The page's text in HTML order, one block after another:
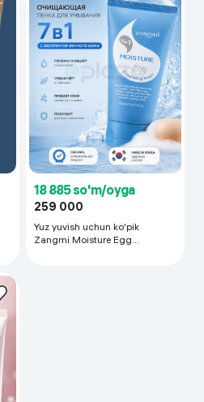
18 885 so'm/oyga
259 000
Yuz yuvish uchun ko'pik
Zangmi Moisture Egg